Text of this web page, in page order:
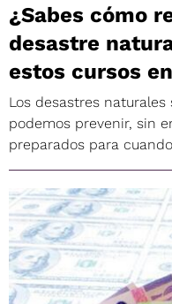
¿Sabes cómo
desastre
estos cursos
Los desastres
podemos prevenir, sin
preparados para